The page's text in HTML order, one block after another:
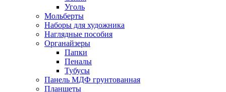
Уголь
Мольберты
Наборы для художника
Наглядные пособия
Органайзеры
Папки
Пеналы
Тубусы
Панель МДФ грунтованная
Планшеты